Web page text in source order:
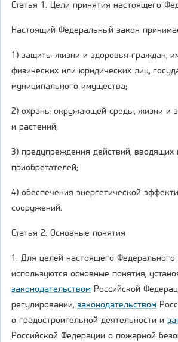
Статья 1. Цели принятия настоящего
Настоящий Федеральный закон
1) защиты жизни и здоровья граждан,
физических или юридических лиц,
муниципального имущества;
2) охраны окружающей среды, жизни и
и растений;
3) предупреждения действий, вводящих
приобретателей;
4) обеспечения энергетической
сооружений.
Статья 2. Основные понятия
1. Для целей настоящего Федерального
используются основные понятия,
законодательством Российской
регулировании, законодательством
о градостроительной деятельности и
Российской Федерации о пожарной